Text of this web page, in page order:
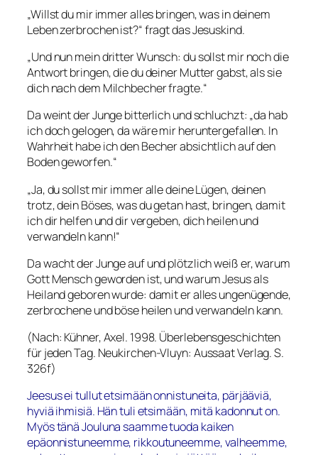
„Willst du mir immer alles bringen, was in deinem
Leben zerbrochen ist?“ fragt das Jesuskind.
„Und nun mein dritter Wunsch: du sollst mir noch die
Antwort bringen, die du deiner Mutter gabst, als sie
dich nach dem Milchbecher fragte.“
Da weint der Junge bitterlich und schluchzt: „da hab
ich doch gelogen, da wäre mir heruntergefallen. In
Wahrheit habe ich den Becher absichtlich auf den
Boden geworfen.“
„Ja, du sollst mir immer alle deine Lügen, deinen
trotz, dein Böses, was du getan hast, bringen, damit
ich dir helfen und dir vergeben, dich heilen und
verwandeln kann!“
Da wacht der Junge auf und plötzlich weiß er, warum
Gott Mensch geworden ist, und warum Jesus als
Heiland geboren wurde: damit er alles ungenügende,
zerbrochene und böse heilen und verwandeln kann.
(Nach: Kühner, Axel. 1998. Überlebensgeschichten
für jeden Tag. Neukirchen-Vluyn: Aussaat Verlag. S.
326f)
Jeesus ei tullut etsimään onnistuneita, pärjääviä,
hyviä ihmisiä. Hän tuli etsimään, mitä kadonnut on.
Myös tänä Jouluna saamme tuoda kaiken
epäonnistuneemme, rikkoutuneemme, valheemme,